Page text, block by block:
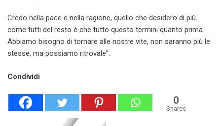
Credo nella pace e nella ragione, quello che desidero di più
come tutti del resto è che tutto questo termini quanto prima.
Abbiamo bisogno di tornare alle nostre vite, non saranno più le
stesse, ma possiamo ritrovale”.
Condividi
0
Shares